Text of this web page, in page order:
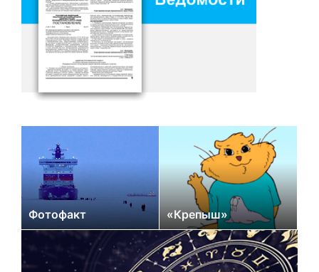
Фотофакт «Крепыш»